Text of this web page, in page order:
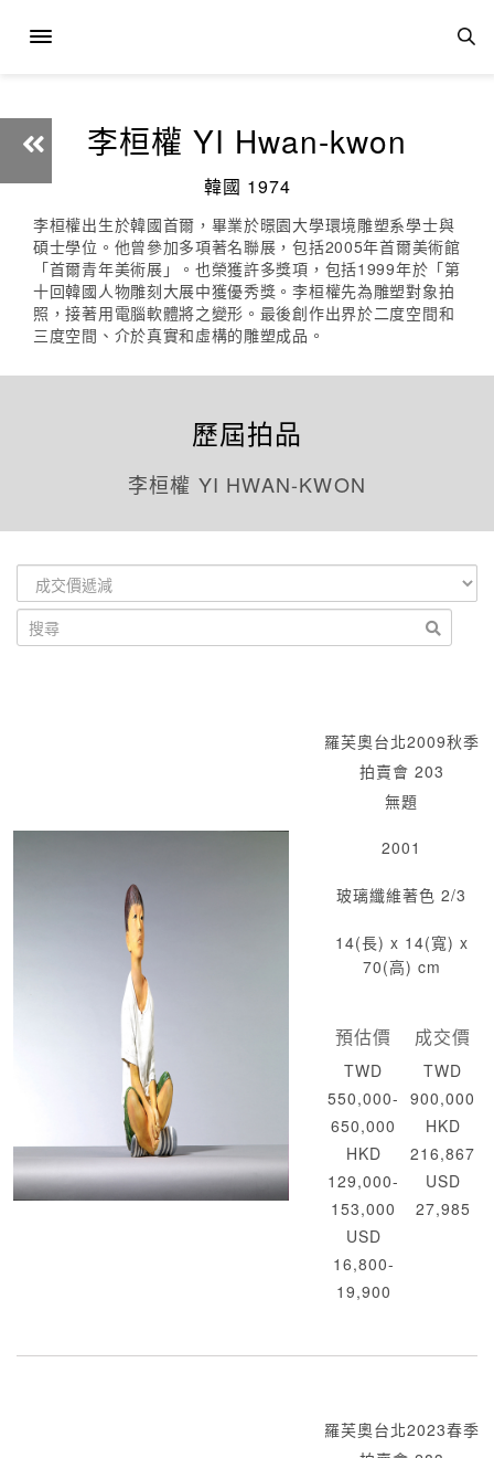
李桓權 YI Hwan-kwon
韓國 1974
李桓權出生於韓國首爾，畢業於暻園大學環境雕塑系學士與
碩士學位。他曾參加多項著名聯展，包括2005年首爾美術館
「首爾青年美術展」。也榮獲許多獎項，包括1999年於「第
十回韓國人物雕刻大展中獲優秀獎。李桓權先為雕塑對象拍
照，接著用電腦軟體將之變形。最後創作出界於二度空間和
三度空間、介於真實和虛構的雕塑成品。
歷屆拍品
李桓權 YI HWAN-KWON
羅芙奧台北2009秋季
拍賣會 203
無題
2001
玻璃纖維著色 2/3
14(長) x 14(寬) x
70(高) cm
預估價
TWD
550,000-
650,000
HKD
129,000-
153,000
USD
16,800-
19,900
成交價
TWD
900,000
HKD
216,867
USD
27,985
羅芙奧台北2023春季